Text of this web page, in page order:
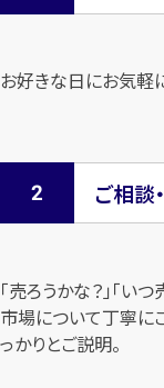
お好きな日にお気軽
ご相談
「売ろうかな？」「い
市場について丁寧に
っかりとご説明。